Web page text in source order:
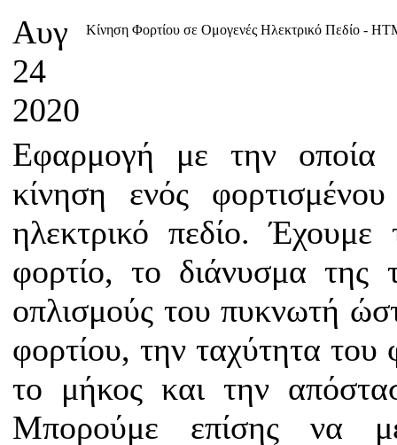
Αυγ
24
2020
Κίνηση Φορτίου σε Ομογενές Ηλεκτρικό Πεδίο -
Εφαρμογή με την οποία
κίνηση ενός
ηλεκτρικό πεδίο.
φορτίο, το διάνυσμα της
οπλισμούς του πυκνωτή
φορτίου, την ταχύτητα
το μήκος και την
Μπορούμε επίσης να